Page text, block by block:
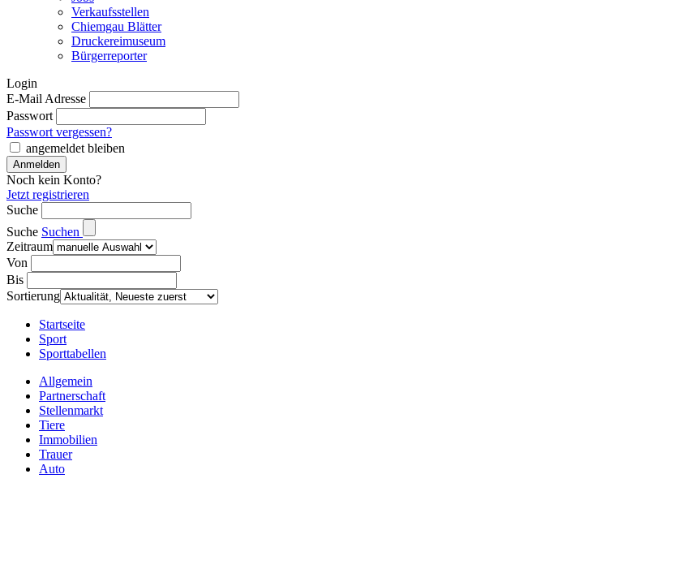
Verkaufsstellen
Chiemgau Blätter
Druckereimuseum
Bürgerreporter
Login
E-Mail Adresse
Passwort
Passwort vergessen?
angemeldet bleiben
Noch kein Konto?
Jetzt registrieren
Suche
Suche Suchen
Zeitraum
Von
Bis
Sortierung
Startseite
Sport
Sporttabellen
Allgemein
Partnerschaft
Stellenmarkt
Tiere
Immobilien
Trauer
Auto